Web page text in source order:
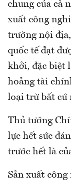
chung của cả
xuất công
trường nội
quốc tế đạt
khởi, đặc biệt
hoảng tài
loại trừ bất cứ
Thủ tướng
lực hết sức
trước hết là
Sản xuất